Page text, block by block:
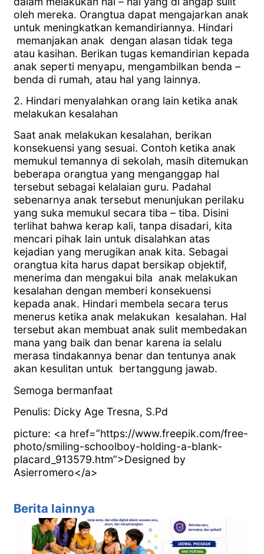
oleh mereka. Orangtua dapat mengajarkan anak
untuk meningkatkan kemandiriannya. Hindari
memanjakan anak dengan alasan tidak tega
atau kasihan. Berikan tugas kemandirian kepada
anak seperti menyapu, mengambilkan benda –
benda di rumah, atau hal yang lainnya.
2. Hindari menyalahkan orang lain ketika anak
melakukan kesalahan
Saat anak melakukan kesalahan, berikan
konsekuensi yang sesuai. Contoh ketika anak
memukul temannya di sekolah, masih ditemukan
beberapa orangtua yang menganggap hal
tersebut sebagai kelalaian guru. Padahal
sebenarnya anak tersebut menunjukan perilaku
yang suka memukul secara tiba – tiba. Disini
terlihat bahwa kerap kali, tanpa disadari, kita
mencari pihak lain untuk disalahkan atas
kejadian yang merugikan anak kita. Sebagai
orangtua kita harus dapat bersikap objektif,
menerima dan mengakui bila anak melakukan
kesalahan dengan memberi konsekuensi
kepada anak. Hindari membela secara terus
menerus ketika anak melakukan kesalahan. Hal
tersebut akan membuat anak sulit membedakan
mana yang baik dan benar karena ia selalu
merasa tindakannya benar dan tentunya anak
akan kesulitan untuk bertanggung jawab.
Semoga bermanfaat
Penulis: Dicky Age Tresna, S.Pd
picture: <a href=”https://www.freepik.com/free-
photo/smiling-schoolboy-holding-a-blank-
placard_913579.htm”>Designed by
Asierromero</a>
Berita lainnya